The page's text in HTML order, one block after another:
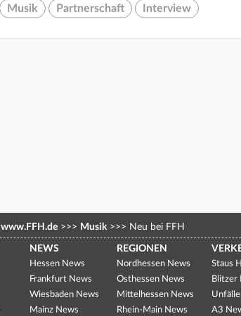
Musik Partnerschaft Interview
www.FFH.de >>> Musik >>> Neu bei FFH
NEWS
Hessen News
Frankfurt News
Wiesbaden News
Mainz News
REGIONEN
Nordhessen News
Osthessen News
Mittelhessen News
Rhein-Main News
Staus
Blitzer
A3